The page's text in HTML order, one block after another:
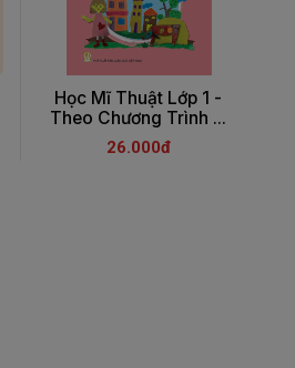
Học Mĩ Thuật Lớp 1 -
Theo Chương Trình ...
26.000đ